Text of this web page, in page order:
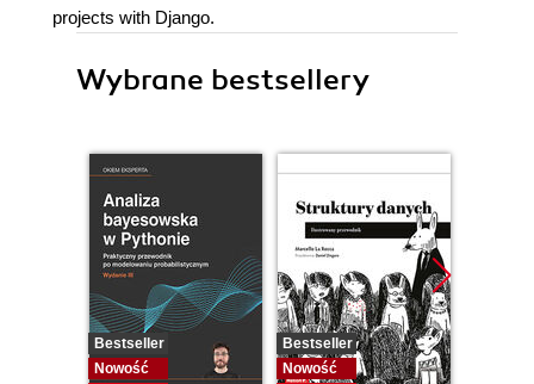
projects with Django.
Wybrane bestsellery
Bestseller
Nowość
Bestseller
Nowość